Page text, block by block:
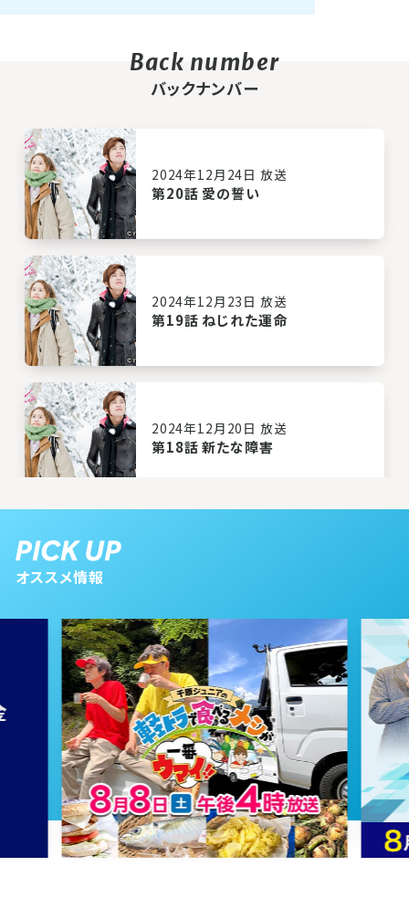
バックナンバー
2024年12月24日 放送
第20話 愛の誓い
2024年12月23日 放送
第19話 ねじれた運命
2024年12月20日 放送
第18話 新たな障害
2024年12月18日 放送
第16話 葛藤の日々
2024年12月17日 放送
第15話 涙のウェディングドレス
オススメ情報